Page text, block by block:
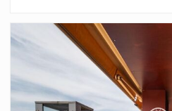
sensació de privacitat i
de sol durant tot l'any. Sobre una àmplia parcel·la de 1.286 m²,
la casa va ser construïda en
dissenyada amb una clara
cada racó. La seva distribució
oberts integren el paisatge